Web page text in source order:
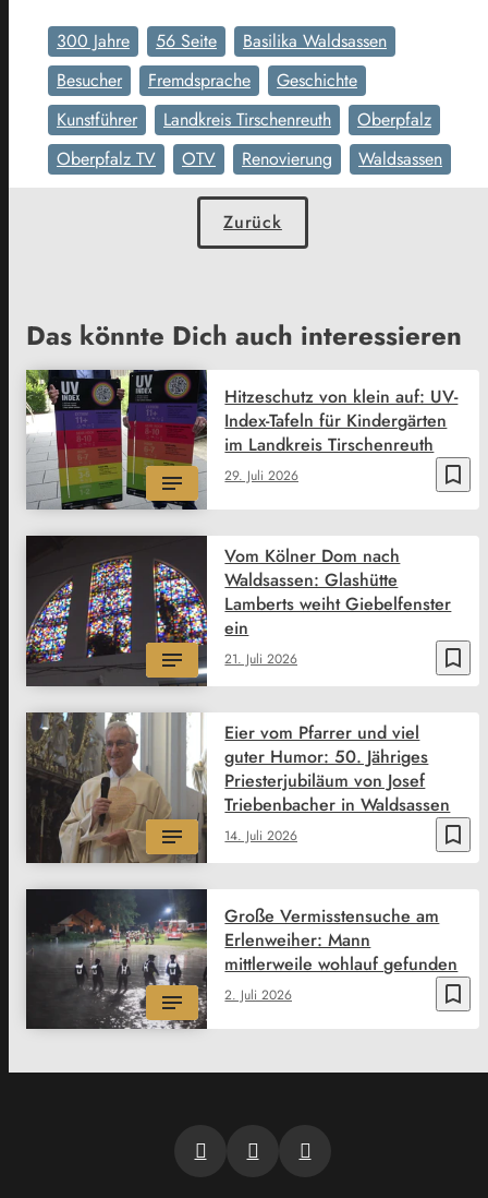
300 Jahre 56 Seite
Basilika Waldsassen
Besucher
Fremdsprache
Geschichte
Kunstführer
Landkreis Tirschenreuth
Oberpfalz
Oberpfalz TV
OTV Renovierung Waldsassen
Zurück
Das könnte Dich auch interessieren
bookmark_border
29. Juli 2026
Hitzeschutz von klein auf: UV-
Index-Tafeln für Kindergärten
im Landkreis Tirschenreuth
bookmark_border
21. Juli 2026
Vom Kölner Dom nach
Waldsassen: Glashütte
Lamberts weiht Giebelfenster
ein
bookmark_border
14. Juli 2026
Eier vom Pfarrer und viel
guter Humor: 50. Jähriges
Priesterjubiläum von Josef
Triebenbacher in Waldsassen
bookmark_border
2. Juli 2026
Große Vermisstensuche am
Erlenweiher: Mann
mittlerweile wohlauf gefunden